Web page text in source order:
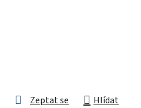
Zeptat se Hlídat